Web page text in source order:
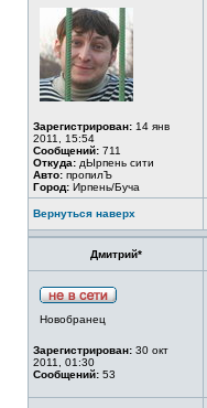
Зарегистрирован: 14 янв
2011, 15:54
Сообщений: 711
Откуда: дЫрпень сити
Авто: пропилЪ
Город: Ирпень/Буча
Вернуться наверх
Дмитрий*
Новобранец
Зарегистрирован: 30 окт
2011, 01:30
Сообщений: 53